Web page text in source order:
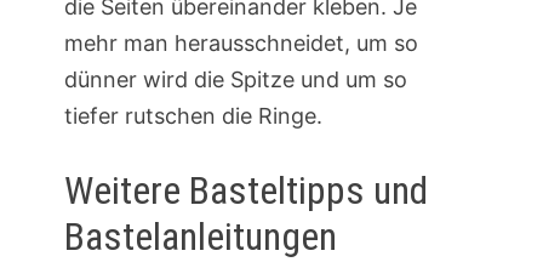
die Seiten übereinander kleben. Je
mehr man herausschneidet, um so
dünner wird die Spitze und um so
tiefer rutschen die Ringe.
Weitere Basteltipps und
Bastelanleitungen